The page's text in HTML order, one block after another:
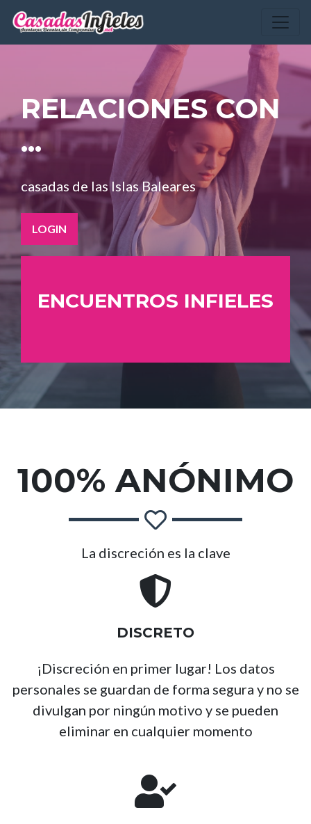
RELACIONES CON
...
casadas de las Islas Baleares
LOGIN
ENCUENTROS INFIELES
100% ANÓNIMO
La discreción es la clave
DISCRETO
¡Discreción en primer lugar! Los datos
personales se guardan de forma segura y no se
divulgan por ningún motivo y se pueden
eliminar en cualquier momento